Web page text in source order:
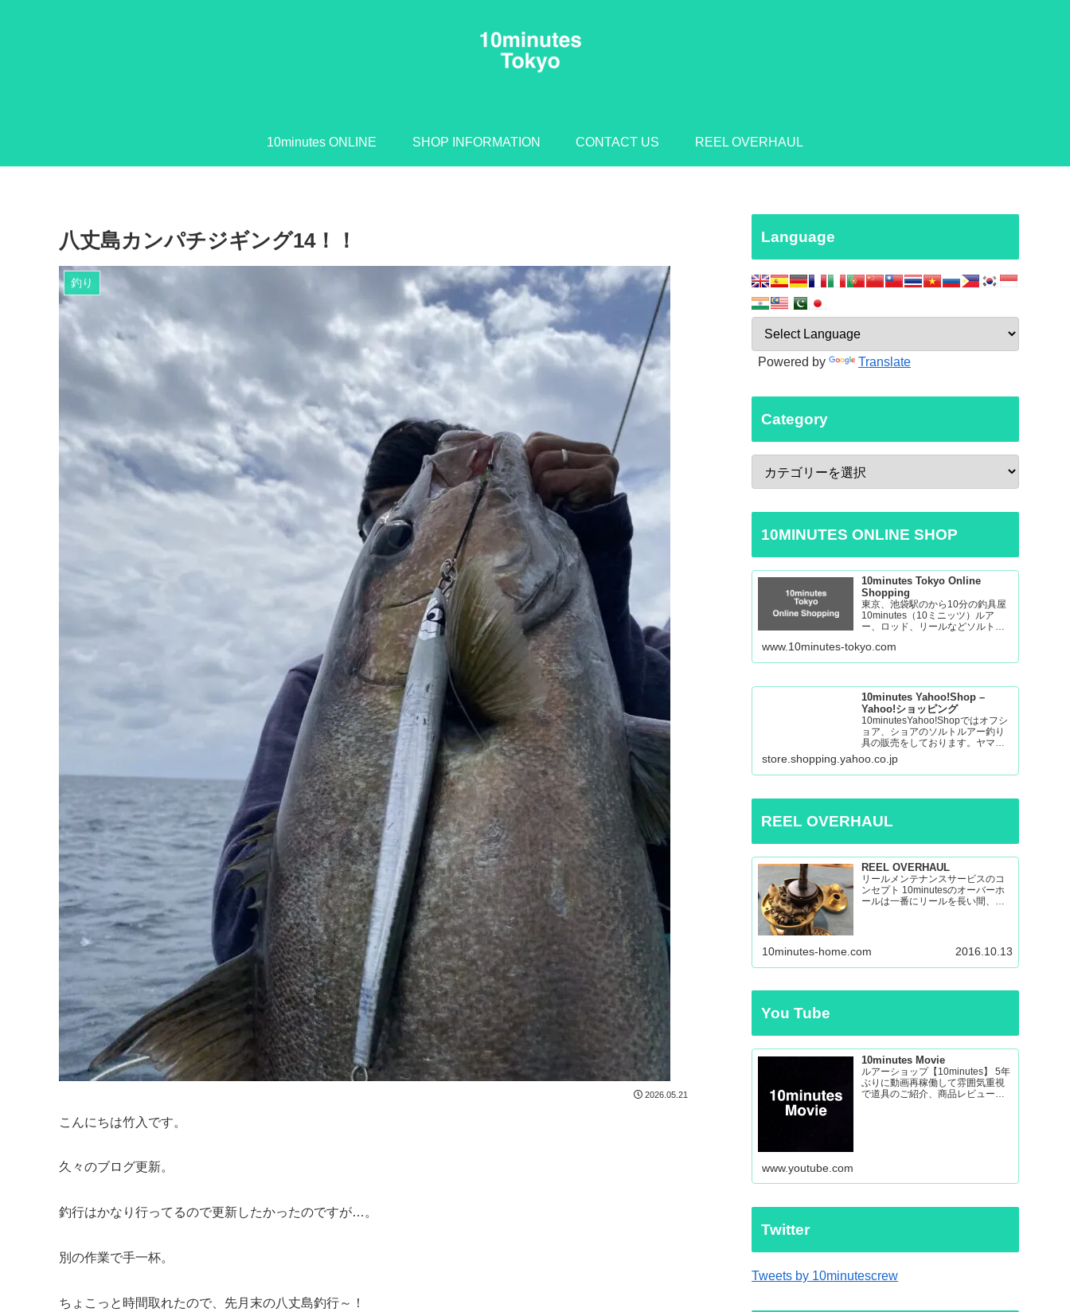
10minutes ONLINE SHOP INFORMATION CONTACT US REEL OVERHAUL
八丈島カンパチジギング14！！
釣り
2026.05.21
こんにちは竹入です。
久々のブログ更新。
釣行はかなり行ってるので更新したかったのですが…。
別の作業で手一杯。
ちょこっと時間取れたので、先月末の八丈島釣行～！
Language
Powered by Translate
Category
10MINUTES ONLINE SHOP
10minutes Tokyo Online
Shopping
東京、池袋駅のから10分の釣具屋
10minutes（10ミニッツ）ルア
ー、ロッド、リールなどソルトゲ
えております。 Fishing Tackle
Shop in Tokyo Ikebukuro
www.10minutes-tokyo.com
10minutes Yahoo!Shop –
Yahoo!ショッピング
10minutesYahoo!Shopではオフシ
ョア、ショアのソルトルアー釣り
具の販売をしております。ヤマガ
ブランクス、ネイチャーボーイ
ズ、パッションズ、マシオな
ど:10minutes Yahoo!Shop – 通販 –
store.shopping.yahoo.co.jp
REEL OVERHAUL
REEL OVERHAUL
リールメンテナンスサービスのコ
ンセプト 10minutesのオーバーホ
ールは一番にリールを長い間、い
ルの原因はケミカルの劣化による
パーツの保護機能の...
10minutes-home.com 2016.10.13
You Tube
10minutes Movie
ルアーショップ【10minutes】 5年
ぶりに動画再稼働して雰囲気重視
で道具のご紹介、商品レビューか
www.youtube.com
Twitter
Tweets by 10minutescrew